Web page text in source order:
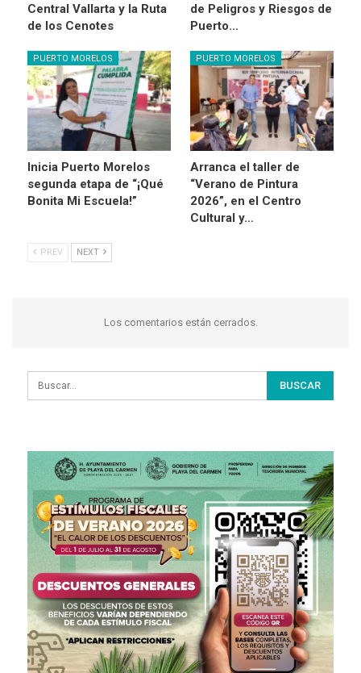
Central Vallarta y la Ruta
de los Cenotes
de Peligros y Riesgos de
Puerto…
PUERTO MORELOS
Inicia Puerto Morelos
segunda etapa de “¡Qué
Bonita Mi Escuela!”
PUERTO MORELOS
Arranca el taller de
“Verano de Pintura
2026”, en el Centro
Cultural y…
PREV NEXT
Los comentarios están cerrados.